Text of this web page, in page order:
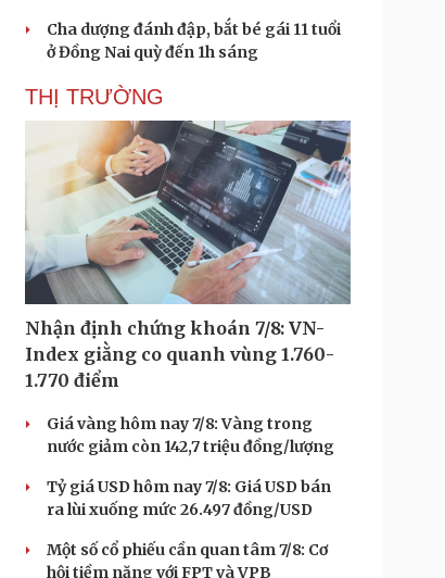
Cha dượng đánh đập, bắt bé gái 11 tuổi
ở Đồng Nai quỳ đến 1h sáng
THỊ TRƯỜNG
Nhận định chứng khoán 7/8: VN-
Index giằng co quanh vùng 1.760-
1.770 điểm
Giá vàng hôm nay 7/8: Vàng trong
nước giảm còn 142,7 triệu đồng/lượng
Tỷ giá USD hôm nay 7/8: Giá USD bán
ra lùi xuống mức 26.497 đồng/USD
Một số cổ phiếu cần quan tâm 7/8: Cơ
hội tiềm năng với FPT và VPB